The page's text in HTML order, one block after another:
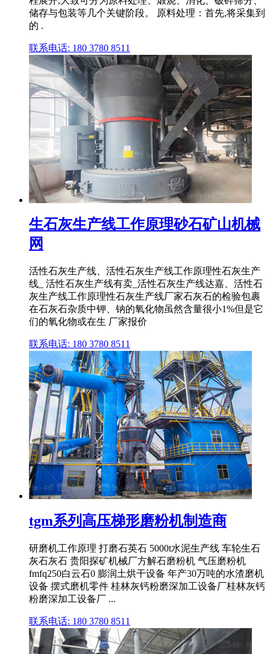
储存与包装等几个关键阶段。 原料处理：首先,将采集到
的 .
联系电话: 180 3780 8511
生石灰生产线工作原理砂石矿山机械
网
活性石灰生产线、活性石灰生产线工作原理性石灰生产
线_ 活性石灰生产线有卖_活性石灰生产线达嘉、活性石
灰生产线工作原理性石灰生产线厂家石灰石的检验包裹
在石灰石杂质中钾、钠的氧化物虽然含量很小1%但是它
们的氧化物或在生 厂家报价
联系电话: 180 3780 8511
tgm系列高压梯形磨粉机制造商
研磨机工作原理 打磨石英石 5000t水泥生产线 车轮生石
灰石灰石 贵阳探矿机械厂方解石磨粉机 气压磨粉机
fmfq250白云石0 膨润土烘干设备 年产30万吨的水渣磨机
设备 摆式磨机零件 桂林灰钙粉磨深加工设备厂桂林灰钙
粉磨深加工设备厂 ...
联系电话: 180 3780 8511